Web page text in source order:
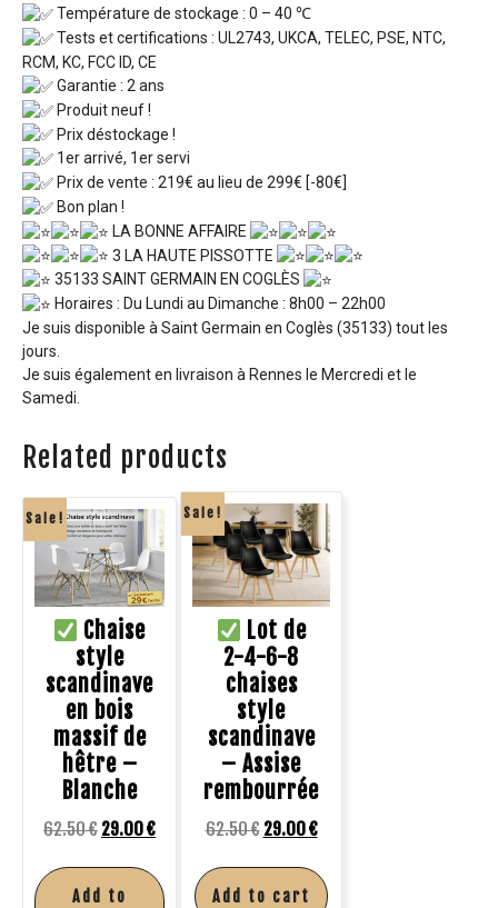
Température de stockage : 0 – 40 ℃
Tests et certifications : UL2743, UKCA, TELEC, PSE, NTC,
RCM, KC, FCC ID, CE
Garantie : 2 ans
Produit neuf !
Prix déstockage !
1er arrivé, 1er servi
Prix de vente : 219€ au lieu de 299€ [-80€]
Bon plan !
LA BONNE AFFAIRE
3 LA HAUTE PISSOTTE
35133 SAINT GERMAIN EN COGLÈS
Horaires : Du Lundi au Dimanche : 8h00 – 22h00
Je suis disponible à Saint Germain en Coglès (35133) tout les
jours.
Je suis également en livraison à Rennes le Mercredi et le
Samedi.
Related products
Sale!
Chaise
style
scandinave
en bois
massif de
hêtre –
Blanche
62.50€ 29.00€
Add to
Sale!
Lot de
2-4-6-8
chaises
style
scandinave
– Assise
rembourrée
62.50€ 29.00€
Add to cart